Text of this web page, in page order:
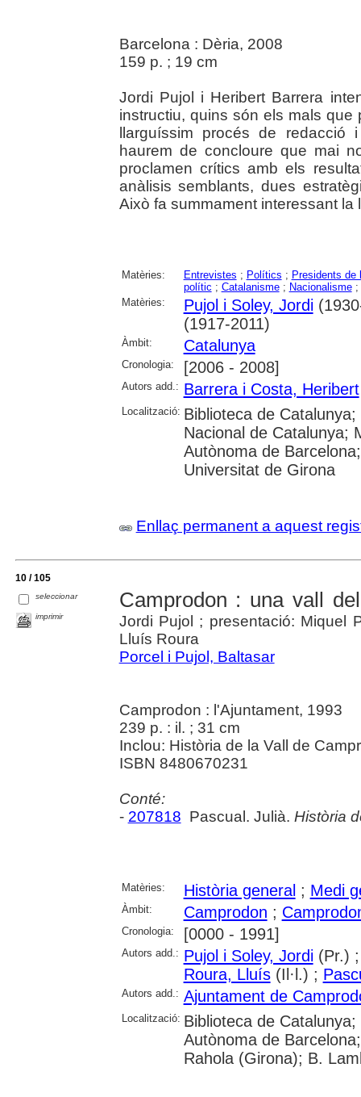
Barcelona : Dèria, 2008
159 p. ; 19 cm
Jordi Pujol i Heribert Barrera
instructiu, quins són els mals
llarguíssim procés de
haurem de concloure que mai
proclamen crítics amb els
anàlisis semblants, dues
Això fa summament interessant
Matèries: Entrevistes ; Polítics ; Presidents de
polític ; Catalanisme; Nacionalisme;
Matèries:
Pujol i Soley, Jordi
(1917-2011)
Àmbit: Catalunya
Cronologia: [2006 - 2008]
Autors add.: Barrera i Costa, Heribert
Localització: Biblioteca de
Nacional de Catalunya;
Autònoma de
Universitat de Girona
Enllaç permanent a aquest
10 / 105
seleccionar
imprimir
Camprodon : una vall
Jordi Pujol ; presentació: Miquel
Lluís Roura
Porcel i Pujol, Baltasar
Camprodon : l'Ajuntament, 1993
239 p. : il. ; 31 cm
Inclou: Història de la Vall de
ISBN 8480670231
Conté:
- 207818 Pascual. Julià. Història
Matèries: Història general ; Medi
Àmbit: Camprodon ;
Cronologia: [0000 - 1991]
Autors add.: Pujol i Soley, Jordi(Pr.)
Roura, Lluís(Il·l.) ;
Autors add.: Ajuntament de
Localització: Biblioteca de
Autònoma de
Rahola (Girona); B.